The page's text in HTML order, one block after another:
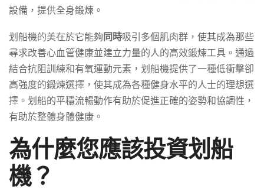
設備，提供全身鍛煉。
划船機的美在於它能夠同時吸引多個肌肉群，使其成為那些
尋求改善心血管健康並建立力量的人的高效鍛煉工具。通過
結合抗阻訓練和有氧運動元素，划船機提供了一種低衝擊卻
高強度的鍛煉選擇，使其成為各種健身水平的人士的理想選
擇。划船的平穩流暢動作有助於促進正確的姿勢和協調性，
有助於整體身體健康。
為什麼您應該投資划船
機？